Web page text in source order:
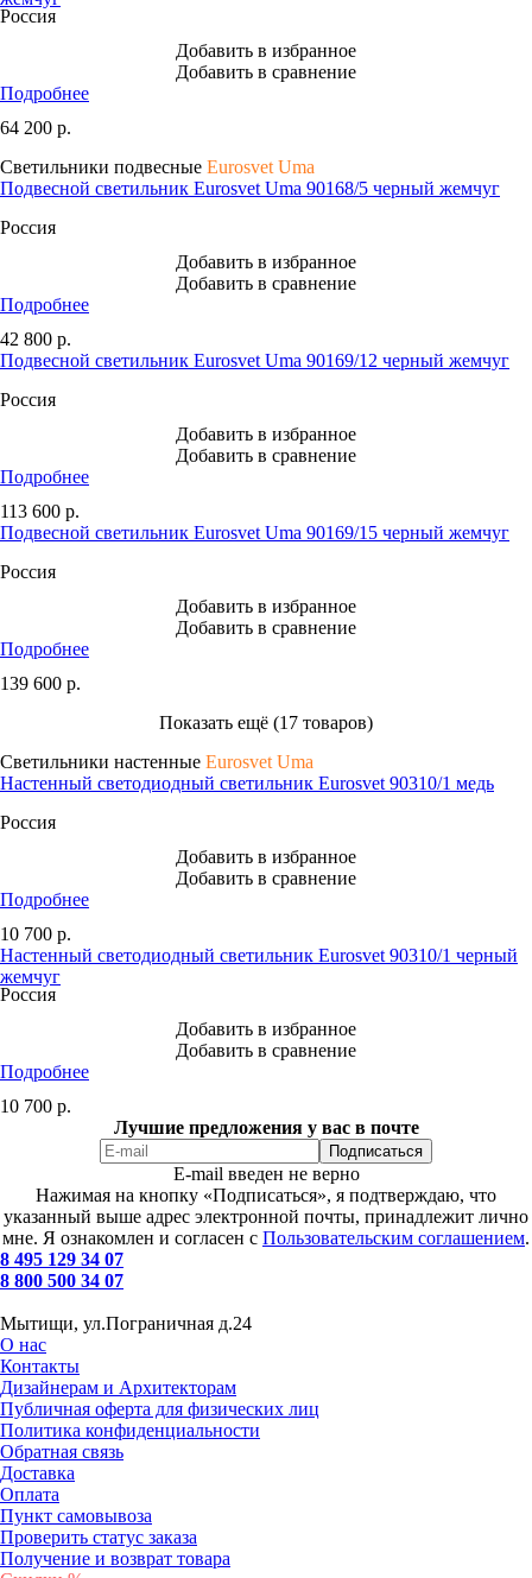
Россия
Добавить в избранное
Добавить в сравнение
Подробнее
64 200 р.
Светильники подвесные Eurosvet Uma
Подвесной светильник Eurosvet Uma 90168/5 черный жемчуг
Россия
Добавить в избранное
Добавить в сравнение
Подробнее
42 800 р.
Подвесной светильник Eurosvet Uma 90169/12 черный жемчуг
Россия
Добавить в избранное
Добавить в сравнение
Подробнее
113 600 р.
Подвесной светильник Eurosvet Uma 90169/15 черный жемчуг
Россия
Добавить в избранное
Добавить в сравнение
Подробнее
139 600 р.
Показать ещё (17 товаров)
Светильники настенные Eurosvet Uma
Настенный светодиодный светильник Eurosvet 90310/1 медь
Россия
Добавить в избранное
Добавить в сравнение
Подробнее
10 700 р.
Настенный светодиодный светильник Eurosvet 90310/1 черный
жемчуг
Россия
Добавить в избранное
Добавить в сравнение
Подробнее
10 700 р.
Лучшие предложения у вас в почте
E-mail введен не верно
Нажимая на кнопку «Подписаться», я подтверждаю, что
указанный выше адрес электронной почты, принадлежит лично
мне. Я ознакомлен и согласен с Пользовательским соглашением.
8 495 129 34 07
8 800 500 34 07
Мытищи, ул.Пограничная д.24
О нас
Контакты
Дизайнерам и Архитекторам
Публичная оферта для физических лиц
Политика конфиденциальности
Обратная связь
Доставка
Оплата
Пункт самовывоза
Проверить статус заказа
Получение и возврат товара